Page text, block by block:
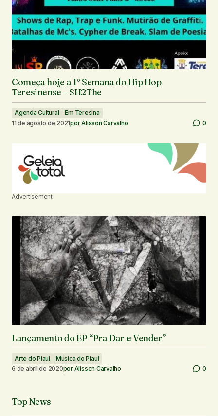
Começa hoje a 1° Semana do Hip Hop
Teresinense – SH2The
Agenda Cultural
Em Teresina
11 de agosto de 2021porAlisson Carvalho 0
Advertisement
Lançamento do EP “Pra Dar e Vender”
Arte do Piauí
Música do Piauí
6 de abril de 2020por Alisson Carvalho 0
Top News